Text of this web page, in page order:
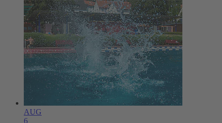
AUG
6